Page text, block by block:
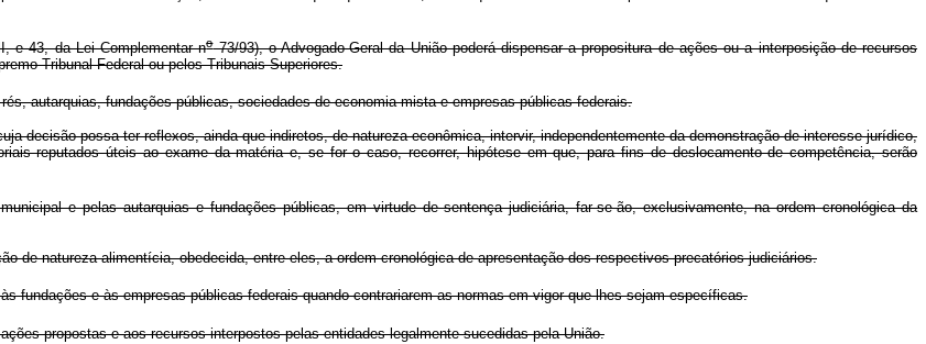
e 43, da Lei Complementar no73/93), o Advogado-Geral da União poderá dispensar a propositura de ações ou a interposição de recursos
Tribunal Federal ou pelos Tribunais Superiores.
autarquias, fundações públicas, sociedades de economia mista e empresas públicas federais.
decisão possa ter reflexos, ainda que indiretos, de natureza econômica, intervir, independentemente da demonstração de interesse jurídico,
reputados úteis ao exame da matéria e, se for o caso, recorrer, hipótese em que, para fins de deslocamento de competência, serão
e pelas autarquias e fundações públicas, em virtude de sentença judiciária, far-se-ão, exclusivamente, na ordem cronológica da
de natureza alimentícia, obedecida, entre eles, a ordem cronológica de apresentação dos respectivos precatórios judiciários.
fundações e às empresas públicas federais quando contrariarem as normas em vigor que lhes sejam específicas.
propostas e aos recursos interpostos pelas entidades legalmente sucedidas pela União.